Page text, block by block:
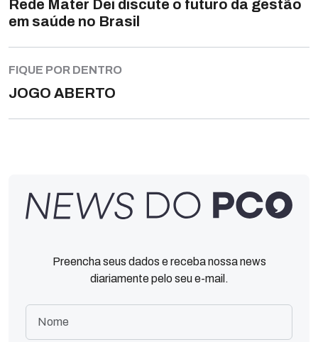
Rede Mater Dei discute o futuro da gestão
em saúde no Brasil
FIQUE POR DENTRO
JOGO ABERTO
Preencha seus dados e receba nossa news
diariamente pelo seu e-mail.